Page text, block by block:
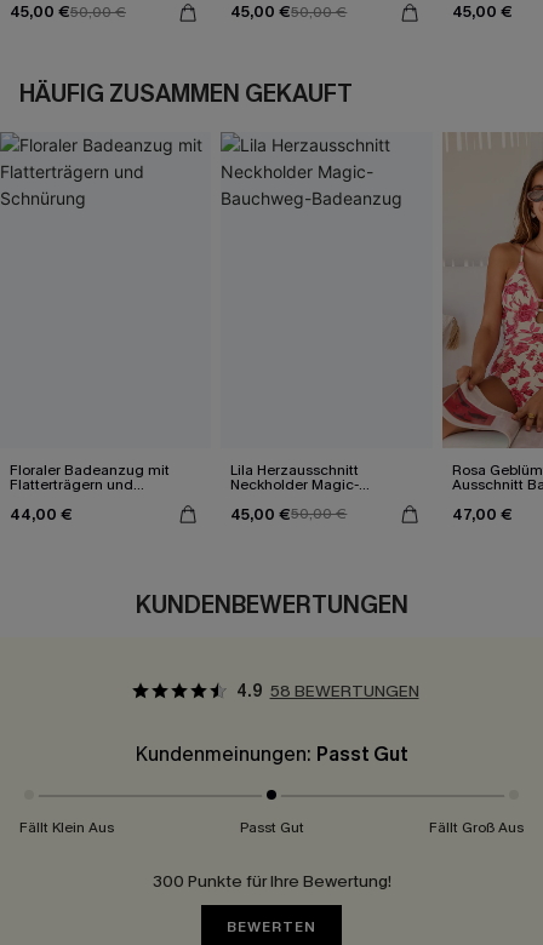
45,00 €50,00 € 45,00 €50,00 € 45,00 €
HÄUFIG ZUSAMMEN GEKAUFT
Floraler Badeanzug mit
Flatterträgern und
44,00 €
Lila Herzausschnitt
Neckholder Magic-
45,00 €50,00 €
Rosa
Ausschnitt
47,00 €
KUNDENBEWERTUNGEN
4.9 58 BEWERTUNGEN
Kundenmeinungen: Passt Gut
Fällt Klein Aus Passt Gut Fällt Groß Aus
300 Punkte für Ihre Bewertung!
BEWERTEN